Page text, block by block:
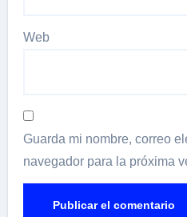
Web
Guarda mi nombre, correo
navegador para la próxima